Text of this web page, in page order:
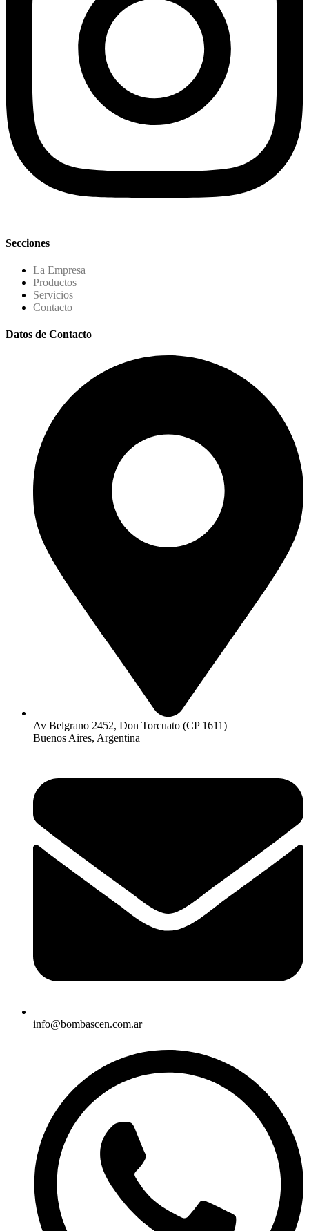
Secciones
La Empresa
Productos
Servicios
Contacto
Datos de Contacto
Av Belgrano 2452, Don Torcuato (CP 1611)
Buenos Aires, Argentina
info@bombascen.com.ar